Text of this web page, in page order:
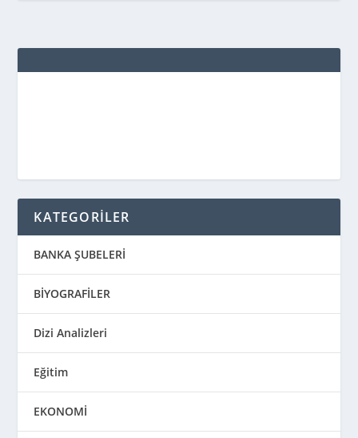
KATEGORİLER
BANKA ŞUBELERİ
BİYOGRAFİLER
Dizi Analizleri
Eğitim
EKONOMİ